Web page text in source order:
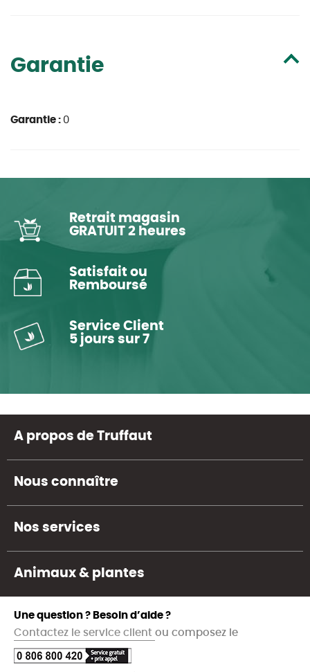
Garantie
Garantie : 0
Retrait magasin
GRATUIT 2 heures
Satisfait ou
Remboursé
Service Client
5 jours sur 7
A propos de Truffaut
Nous connaître
Nos services
Animaux & plantes
Une question ? Besoin d’aide ?
Contactez le service client ou composez le